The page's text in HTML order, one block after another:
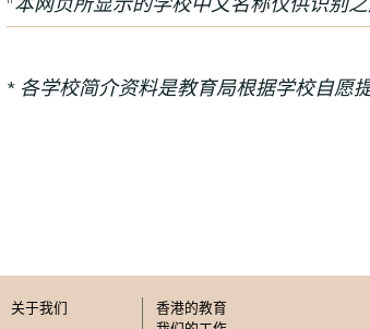
* 各学校简介资料是教育局根据学校自愿
关于我们
香港的教育